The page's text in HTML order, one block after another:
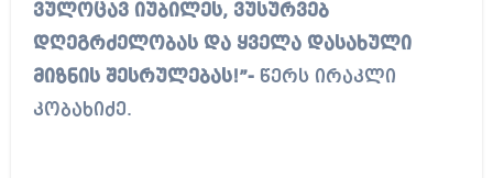
ვულოცავ იუბილეს, ვუსურვებ
დღეგრძელობას და ყველა დასახული
მიზნის შესრულებას!”-წერს ირაკლი
კობახიძე.